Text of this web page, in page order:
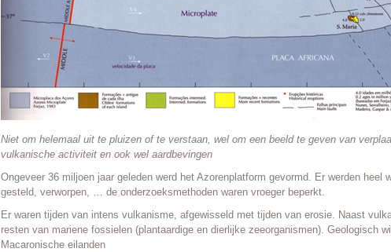
Niet om helemaal uit te pluizen of te verstaan, wel om een beeld te geven van
vulkanische activiteit en ook wel aardbevingen
Ongeveer 36 miljoen jaar geleden werd het Azorenplatform gevormd. Er werden heel
gesteld, verworpen, … de onderzoeksmethoden waren vroeger beperkt.
Er waren tijden van intens vulkanisme, afgewisseld met tijden van erosie. Naast
resten van mariene fossielen (plantaardige en dierlijke zeeorganismen). Geologisch
Macaronische eilanden